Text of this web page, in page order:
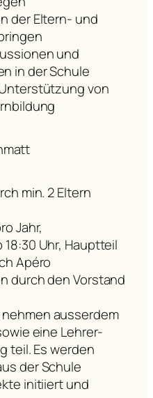
der Eltern- und
und
in der Schule
von
min. 2 Eltern
Jahr,
Uhr, Hauptteil
Apéro
durch den Vorstand
ausserdem
eine Lehrer-
teil. Es werden
der Schule
initiiert und